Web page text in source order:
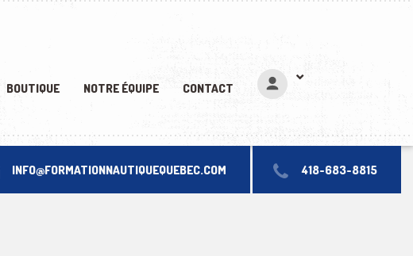
BOUTIQUE NOTRE ÉQUIPE CONTACT
INFO@FORMATIONNAUTIQUEQUEBEC.COM 418-683-8815